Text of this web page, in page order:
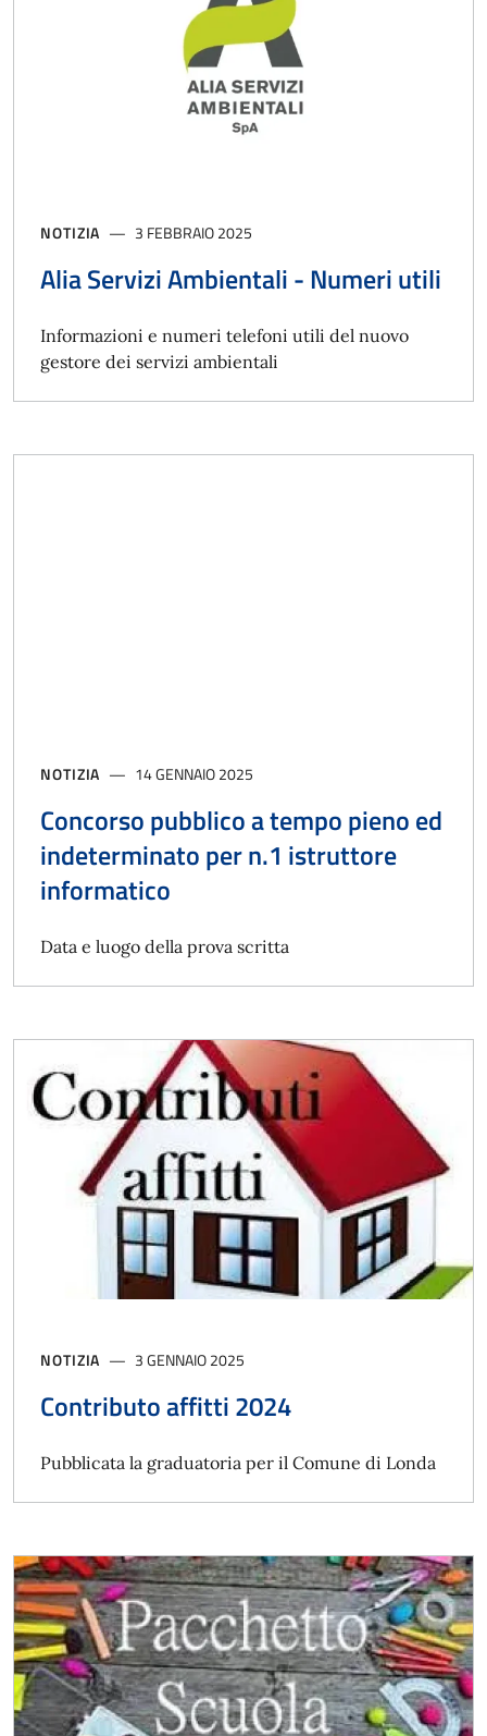
NOTIZIA 3 FEBBRAIO 2025
Alia Servizi Ambientali - Numeri utili
Informazioni e numeri telefoni utili del nuovo
gestore dei servizi ambientali
NOTIZIA 14 GENNAIO 2025
Concorso pubblico a tempo pieno ed
indeterminato per n.1 istruttore
informatico
Data e luogo della prova scritta
NOTIZIA 3 GENNAIO 2025
Contributo affitti 2024
Pubblicata la graduatoria per il Comune di Londa